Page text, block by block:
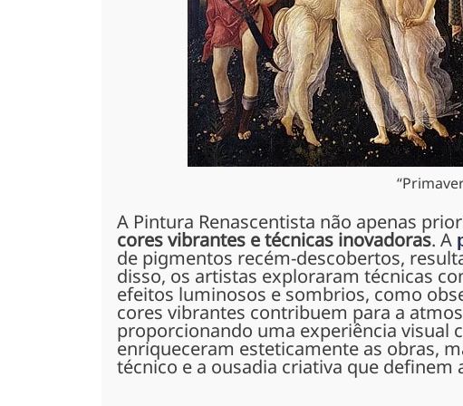
A Pintura Renascentista não apenas
cores vibrantes e técnicas inovadoras. A
de pigmentos recém-descobertos,
disso, os artistas exploraram técnicas
efeitos luminosos e sombrios, como
cores vibrantes contribuem para a
proporcionando uma experiência visual
enriqueceram esteticamente as obras,
técnico e a ousadia criativa que definem